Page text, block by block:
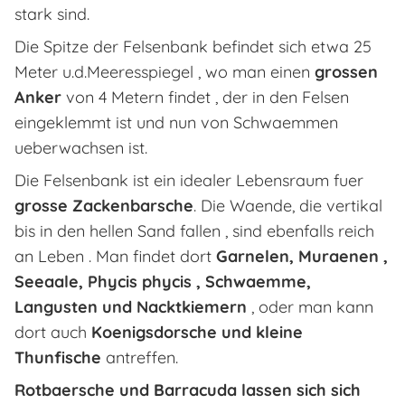
stark sind.
Die Spitze der Felsenbank befindet sich etwa 25
Meter u.d.Meeresspiegel , wo man einen grossen
Anker von 4 Metern findet , der in den Felsen
eingeklemmt ist und nun von Schwaemmen
ueberwachsen ist.
Die Felsenbank ist ein idealer Lebensraum fuer
grosse Zackenbarsche. Die Waende, die vertikal
bis in den hellen Sand fallen , sind ebenfalls reich
an Leben . Man findet dort Garnelen, Muraenen ,
Seeaale, Phycis phycis , Schwaemme,
Langusten und Nacktkiemern , oder man kann
dort auch Koenigsdorsche und kleine
Thunfische antreffen.
Rotbaersche und Barracuda lassen sich sich